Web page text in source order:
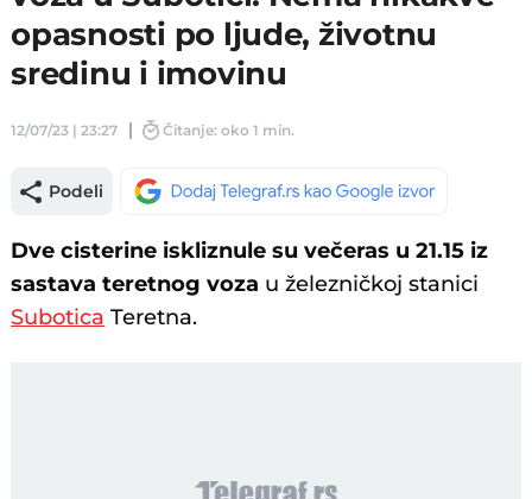
opasnosti po ljude, životnu
sredinu i imovinu
12/07/23 | 23:27 Čitanje: oko 1 min.
Podeli
Dve cisterine iskliznule su večeras u 21.15 iz
sastava teretnog voza u železničkoj stanici
Subotica Teretna.